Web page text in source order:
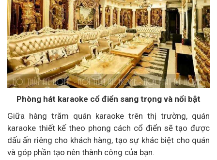
Phòng hát karaoke cổ điển sang trọng và nổi bật
Giữa hàng trăm quán karaoke trên thị trường, quán
karaoke thiết kế theo phong cách cổ điển sẽ tạo được
dấu ấn riêng cho khách hàng, tạo sự khác biệt cho quán
và góp phần tạo nên thành công của bạn.